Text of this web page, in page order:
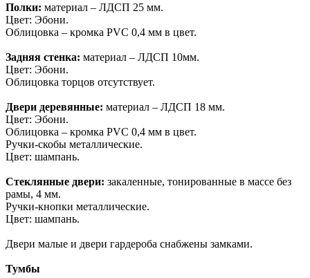
Полки: материал – ЛДСП 25 мм.
Цвет: Эбони.
Облицовка – кромка PVC 0,4 мм в цвет.
Задняя стенка: материал – ЛДСП 10мм.
Цвет: Эбони.
Облицовка торцов отсутствует.
Двери деревянные: материал – ЛДСП 18 мм.
Цвет: Эбони.
Облицовка – кромка PVC 0,4 мм в цвет.
Ручки-скобы металлические.
Цвет: шампань.
Стеклянные двери: закаленные, тонированные в массе без
рамы, 4 мм.
Ручки-кнопки металлические.
Цвет: шампань.
Двери малые и двери гардероба снабжены замками.
Тумбы